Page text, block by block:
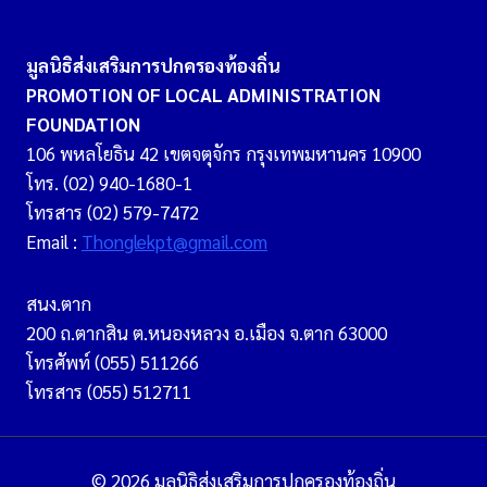
มูลนิธิส่งเสริมการปกครองท้องถิ่น
PROMOTION OF LOCAL ADMINISTRATION
FOUNDATION
106 พหลโยธิน 42 เขตจตุจักร กรุงเทพมหานคร 10900
โทร. (02) 940-1680-1
โทรสาร (02) 579-7472
Email : Thonglekpt@gmail.com
สนง.ตาก
200 ถ.ตากสิน ต.หนองหลวง อ.เมือง จ.ตาก 63000
โทรศัพท์ (055) 511266
โทรสาร (055) 512711
© 2026 มูลนิธิส่งเสริมการปกครองท้องถิ่น